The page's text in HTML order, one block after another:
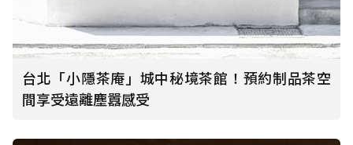
台北「小隱茶庵」城中秘境茶館！預約制品茶空
間享受遠離塵囂感受